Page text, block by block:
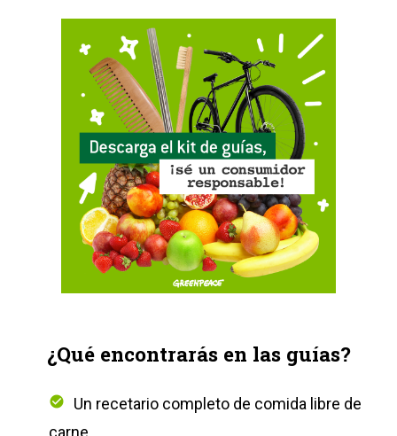
¿Qué encontrarás en las guías?
Un recetario completo de comida libre de
carne